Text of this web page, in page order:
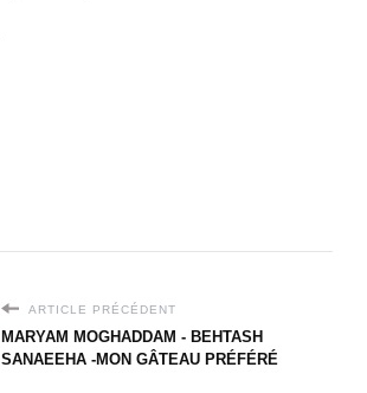
ARTICLE PRÉCÉDENT
MARYAM MOGHADDAM - BEHTASH
SANAEEHA -MON GÂTEAU PRÉFÉRÉ